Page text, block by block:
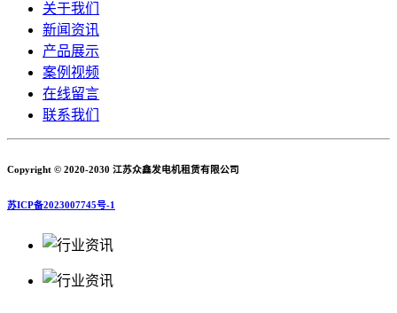
关于我们
新闻资讯
产品展示
案例视频
在线留言
联系我们
Copyright © 2020-2030 江苏众鑫发电机租赁有限公司
苏ICP备2023007745号-1